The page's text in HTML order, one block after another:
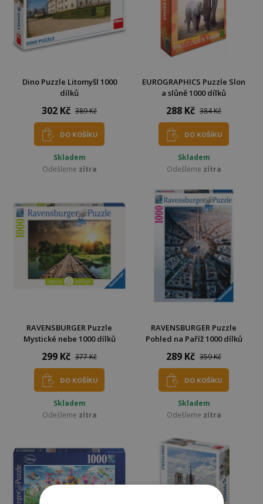
Dino Puzzle Litomyšl 1000
dílků
302 Kč 389 Kč
DO KOŠÍKU
Skladem
Odešleme zítra
EUROGRAPHICS Puzzle Slon
a slůně 1000 dílků
288 Kč 384 Kč
DO KOŠÍKU
Skladem
Odešleme zítra
RAVENSBURGER Puzzle
Mystické nebe 1000 dílků
299 Kč 377 Kč
DO KOŠÍKU
Skladem
Odešleme zítra
RAVENSBURGER Puzzle
Pohled na Paříž 1000 dílků
289 Kč 359 Kč
DO KOŠÍKU
Skladem
Odešleme zítra